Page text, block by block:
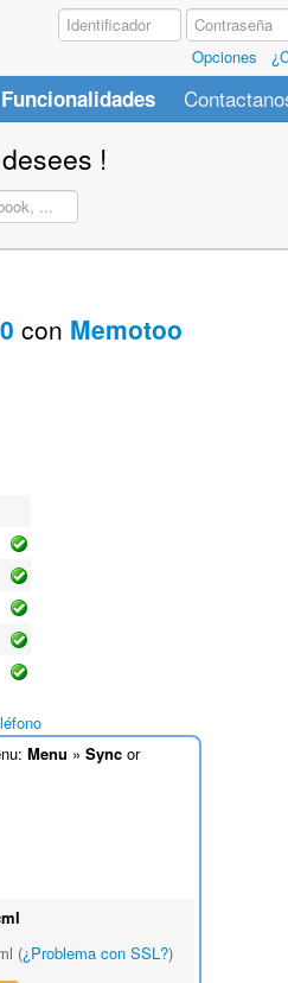
Opciones
Funcionalidades
!
con Memotoo
Menu » Sync or
(¿Problema con SSL?)